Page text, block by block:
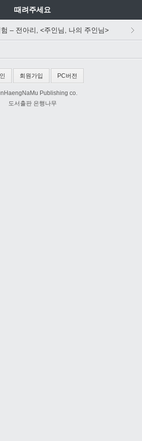
때려주세요
– 전아리, <주인님, 나의 주인님>
회원가입 PC버전
Publishing co.
도서출판 은행나무